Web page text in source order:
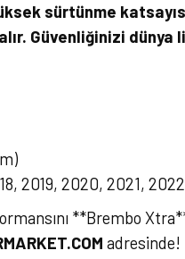
sürtünme
Güvenliğinizi dünya
2019, 2020, 2021,
**Brembo
adresinde!